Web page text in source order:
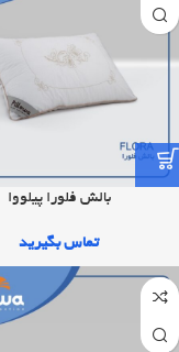
بالش فلورا پیلووا
تماس بگیرید